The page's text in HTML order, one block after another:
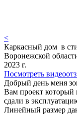
<
Каркасный дом в
Воронежской
2023 г.
Посмотреть
Добрый день меня
Вам проект который
сдали в
Линейный размер